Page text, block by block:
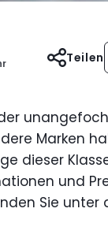
Teilen
Marken
dieser
und
Sie unter